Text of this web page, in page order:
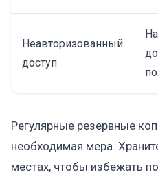
Неавторизованный
доступ
Регулярные резервные
необходимая мера.
местах, чтобы избежать